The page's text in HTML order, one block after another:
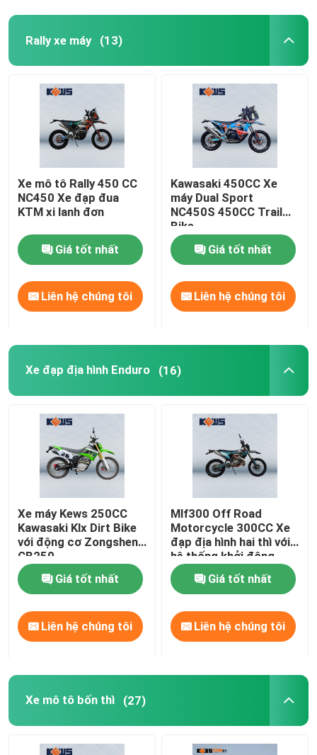
Rally xe máy (13)
Xe mô tô Rally 450 CC
NC450 Xe đạp đua
KTM xi lanh đơn
Giá tốt nhất
Liên hệ chúng tôi
Kawasaki 450CC Xe
máy Dual Sport
NC450S 450CC Trail
Bike
Giá tốt nhất
Liên hệ chúng tôi
Xe đạp địa hình Enduro (16)
Xe máy Kews 250CC
Kawasaki Klx Dirt Bike
với động cơ Zongshen
CB250
Giá tốt nhất
Liên hệ chúng tôi
Mlf300 Off Road
Motorcycle 300CC Xe
đạp địa hình hai thì với
hệ thống khởi động
điện
Giá tốt nhất
Liên hệ chúng tôi
Xe mô tô bốn thì (27)